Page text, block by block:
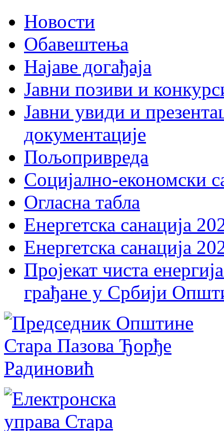
Новости
Обавештења
Најаве догађаја
Јавни позиви и
Јавни увиди и
документације
Пољопривреда
Социјално-економски
Огласна табла
Енергетска санација
Енергетска санација
Пројекат чиста
грађане у Србији